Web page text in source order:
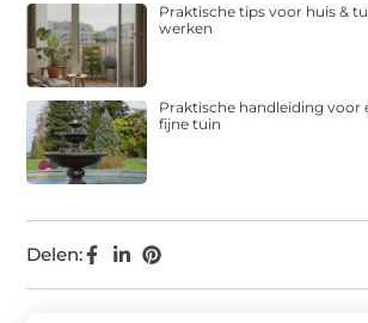
Delen:
Praktische tips voor huis &
werken
Praktische handleiding voor
fijne tuin